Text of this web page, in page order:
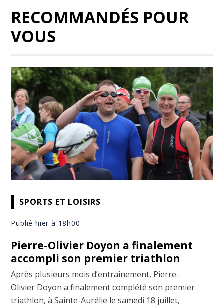
RECOMMANDÉS POUR
VOUS
SPORTS ET LOISIRS
Publié hier à 18h00
Pierre-Olivier Doyon a finalement
accompli son premier triathlon
Après plusieurs mois d’entraînement, Pierre-
Olivier Doyon a finalement complété son premier
triathlon, à Sainte-Aurélie le samedi 18 juillet,